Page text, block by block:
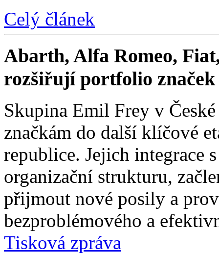
Celý článek
Abarth, Alfa Romeo,
rozšiřují portfolio
Skupina Emil Frey v
značkám do další klíčové
republice. Jejich integrace
organizační strukturu,
přijmout nové posily a
bezproblémového a
Tisková zpráva